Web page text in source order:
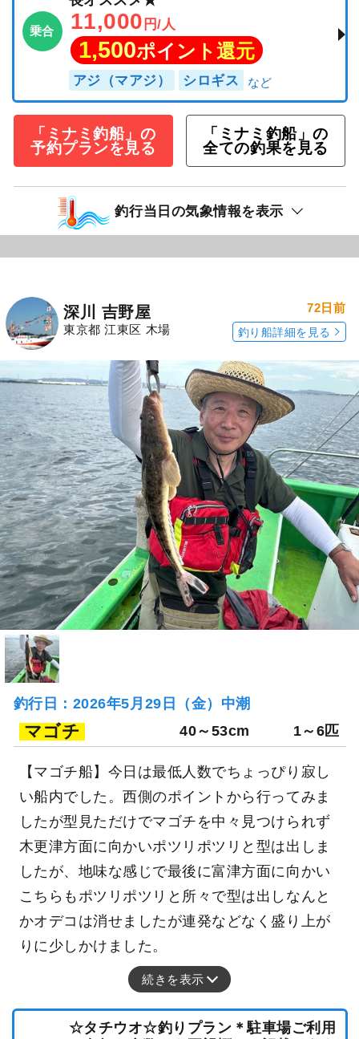
乗合 11,000 円/人
1,500ポイント還元
アジ（マアジ） シロギス
「ミナミ釣船」の
予約プランを見る
「ミナミ釣船」の
全ての釣果を見る
釣行当日の気象情報を表示
深川 吉野屋
東京都 江東区 木場
72日前
釣り船詳細を見る
釣行日：2026年5月29日（金）中潮
マゴチ 40～53cm 1～6匹
【マゴチ船】今日は最低人数でちょっぴり寂し
い船内でした。西側のポイントから行ってみま
したが型見ただけでマゴチを中々見つけられず
木更津方面に向かいポツリポツリと型は出しま
したが、地味な感じで最後に富津方面に向かい
こちらもポツリポツリと所々で型は出しなんと
かオデコは消せましたが連発などなく盛り上が
りに少しかけました。
続きを表示
☆タチウオ☆釣りプラン＊駐車場ご利用